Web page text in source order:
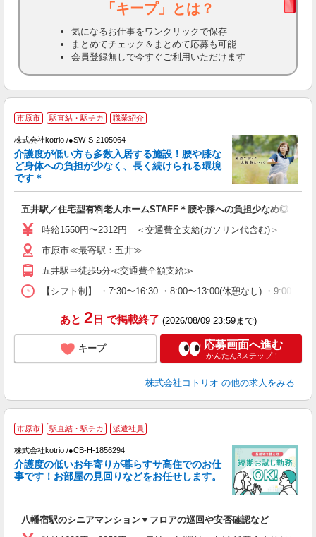
「キープ」とは？
気になるお仕事をワンクリックで保存
まとめてチェック＆まとめて応募も可能
会員登録無しで今すぐご利用いただけます
市原市 駅直結・駅チカ 職業紹介
株式会社kotrio /●SW-S-2105064
介護度が低い方も多数入居する施設！腰や膝な
ど身体への負担が少なく、長く続けられる環境
です＊
五井駅／住宅型有料老人ホームSTAFF＊腰や膝への負担少なめ◎
時給1550円〜2312円 ＜交通費全支給(ガソリン代含む)＞
市原市≪最寄駅：五井≫
五井駅⇒徒歩5分≪交通費全額支給≫
【シフト制】 ・7:30〜16:30 ・8:00〜13:00(休憩なし) ・9:00
あと 2 日 で掲載終了 (2026/08/09 23:59まで)
キープ 応募画面へ進む
かんたん3ステップ！
株式会社コトリオ の他の求人をみる
市原市 駅直結・駅チカ 派遣社員
株式会社kotrio /●CB-H-1856294
介護度の低いお年寄りが暮らすサ高住でのお仕
事です！お部屋の見回りなどをお任せします。
八幡宿駅のシニアマンション▼フロアの巡回や安否確認など